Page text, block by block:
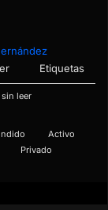
Etiquetas
leer
Activo
Privado